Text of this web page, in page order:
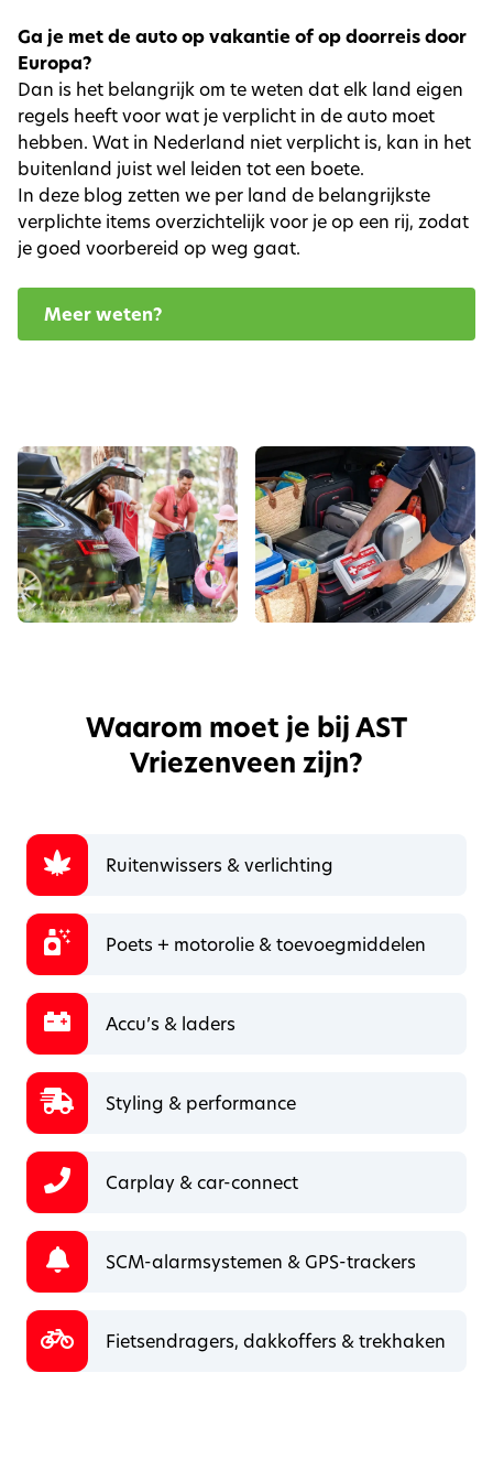
Ga je met de auto op vakantie of op doorreis door
Europa?
Dan is het belangrijk om te weten dat elk land eigen
regels heeft voor wat je verplicht in de auto moet
hebben. Wat in Nederland niet verplicht is, kan in het
buitenland juist wel leiden tot een boete.
In deze blog zetten we per land de belangrijkste
verplichte items overzichtelijk voor je op een rij, zodat
je goed voorbereid op weg gaat.
Meer weten?
Waarom moet je bij AST
Vriezenveen zijn?
Ruitenwissers & verlichting
Poets + motorolie & toevoegmiddelen
Accu’s & laders
Styling & performance
Carplay & car-connect
SCM-alarmsystemen & GPS-trackers
Fietsendragers, dakkoffers & trekhaken